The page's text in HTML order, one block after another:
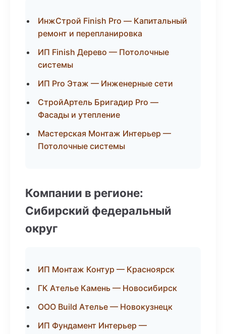
ИнжСтрой Finish Pro — Капитальный
ремонт и перепланировка
ИП Finish Дерево — Потолочные
системы
ИП Pro Этаж — Инженерные сети
СтройАртель Бригадир Pro —
Фасады и утепление
Мастерская Монтаж Интерьер —
Потолочные системы
Компании в регионе:
Сибирский федеральный
округ
ИП Монтаж Контур — Красноярск
ГК Ателье Камень — Новосибирск
ООО Build Ателье — Новокузнецк
ИП Фундамент Интерьер —